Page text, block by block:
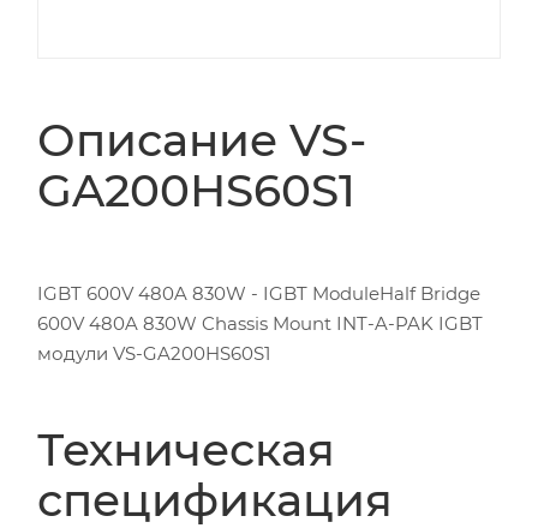
Описание VS-
GA200HS60S1
IGBT 600V 480A 830W - IGBT ModuleHalf Bridge
600V 480A 830W Chassis Mount INT-A-PAK IGBT
модули VS-GA200HS60S1
Техническая
спецификация